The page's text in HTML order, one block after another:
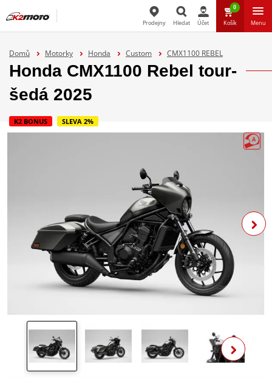
Prodejny Hledat Účet
0
Košík Menu
Domů Motorky Honda Custom CMX1100 REBEL
Honda CMX1100 Rebel tour-
šedá 2025
K2 BONUS SLEVA 2%